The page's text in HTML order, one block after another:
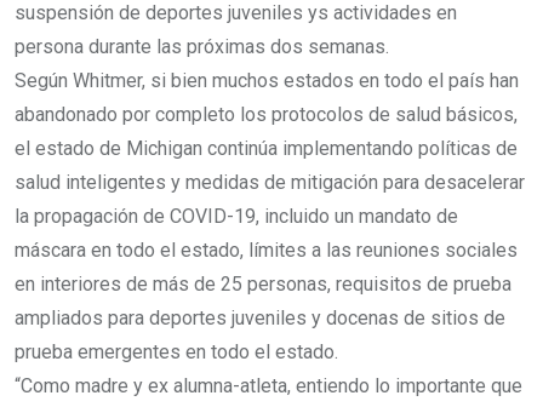
suspensión de deportes juveniles ys actividades en
persona durante las próximas dos semanas.
Según Whitmer, si bien muchos estados en todo el país han
abandonado por completo los protocolos de salud básicos,
el estado de Michigan continúa implementando políticas de
salud inteligentes y medidas de mitigación para desacelerar
la propagación de COVID-19, incluido un mandato de
máscara en todo el estado, límites a las reuniones sociales
en interiores de más de 25 personas, requisitos de prueba
ampliados para deportes juveniles y docenas de sitios de
prueba emergentes en todo el estado.
“Como madre y ex alumna-atleta, entiendo lo importante que